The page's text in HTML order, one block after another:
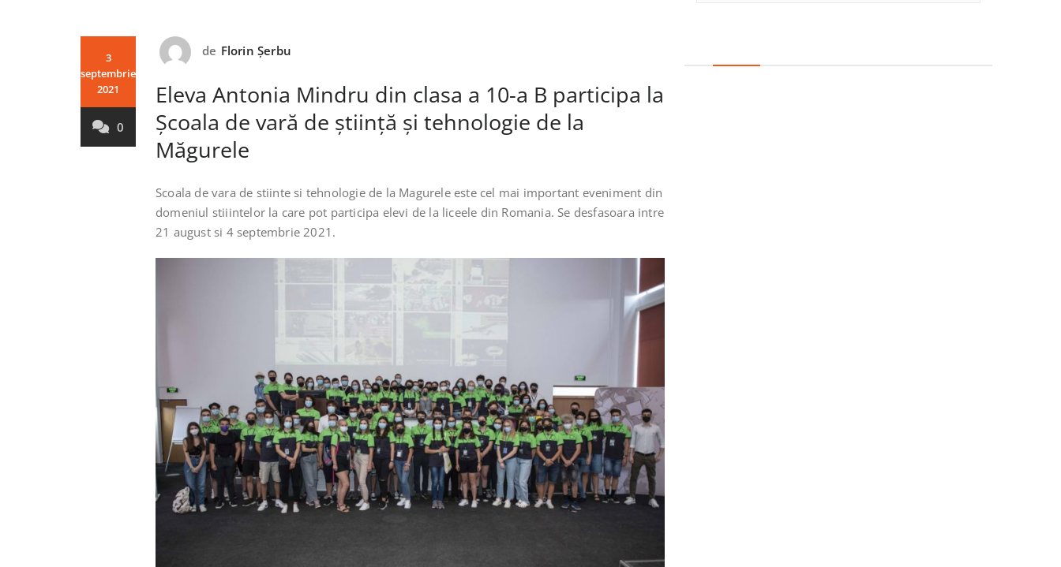
3
septembrie
2021
0
de Florin Șerbu
Eleva Antonia Mindru din clasa a 10-a B participa la
Școala de vară de știință și tehnologie de la
Măgurele
Scoala de vara de stiinte si tehnologie de la Magurele este cel mai important eveniment din
domeniul stiiintelor la care pot participa elevi de la liceele din Romania. Se desfasoara intre
21 august si 4 septembrie 2021.